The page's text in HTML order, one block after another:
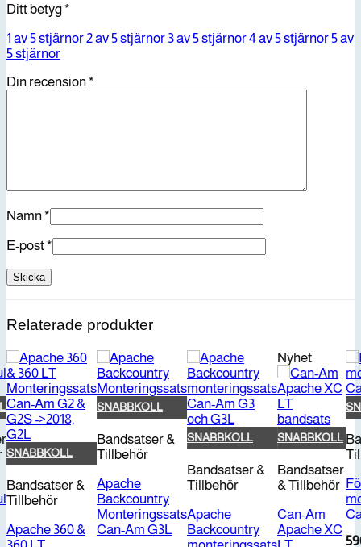
Ditt betyg*
1 av 5 stjärnor2 av 5 stjärnor 3 av 5 stjärnor4 av 5 stjärnor 5 av
5 stjärnor
Din recension*
Namn*
E-post*
Relaterade produkter
SNABBKOLL
Bandsatser &
Tillbehör
Apache 360 &
SNABBKOLL
Bandsatser &
Tillbehör
Apache
Backcountry
Monteringssats
Can-Am G3L
SNABBKOLL
Bandsatser &
Tillbehör
Apache
Backcountry
Nyhet
SNABBKOLL
Bandsatser
& Tillbehör
Can-Am
Apache XC